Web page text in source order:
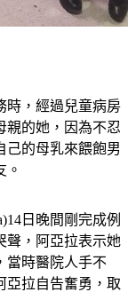
親的她，因為不忍
己的母乳來餵飽男
。
，阿亞拉表示她
當時醫院人手不
拉自告奮勇，取